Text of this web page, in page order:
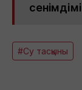
#Су тасқыны